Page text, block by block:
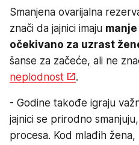
Smanjena ovarijalna
znači da jajnici imaju
očekivano za uzrast
šanse za začeće, ali ne
neplodnost
.
- Godine takođe igraju
jajnici se prirodno
procesa. Kod mlađih žena,